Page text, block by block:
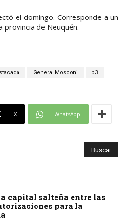
el domingo. Corresponde a un
provincia de Neuquén.
General Mosconi p3
X WhatsApp
capital salteña entre las
para la